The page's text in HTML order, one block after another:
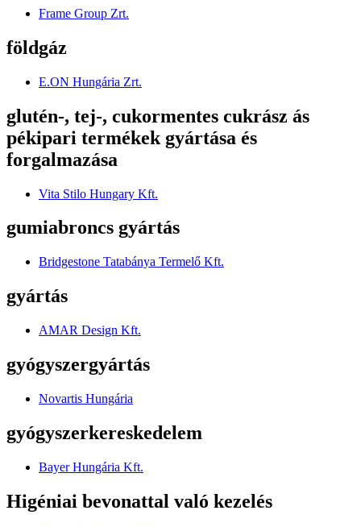
Frame Group Zrt.
földgáz
E.ON Hungária Zrt.
glutén-, tej-, cukormentes cukrász ás
pékipari termékek gyártása és
forgalmazása
Vita Stilo Hungary Kft.
gumiabroncs gyártás
Bridgestone Tatabánya Termelő Kft.
gyártás
AMAR Design Kft.
gyógyszergyártás
Novartis Hungária
gyógyszerkereskedelem
Bayer Hungária Kft.
Higéniai bevonattal való kezelés